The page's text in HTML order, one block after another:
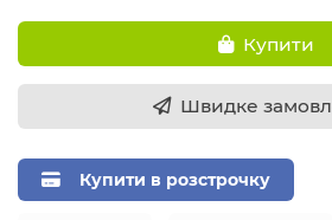
Купити
Швидке
Купити в розстрочку